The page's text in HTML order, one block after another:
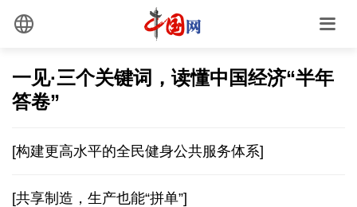
一见·三个关键词，读懂中国经济“半年
答卷”
[构建更高水平的全民健身公共服务体系]
[共享制造，生产也能“拼单”]